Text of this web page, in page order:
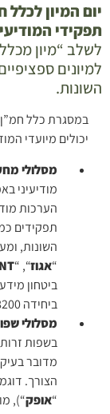
יום המיון לכלל
תפקידי
לשלב “מיון
למיונים
השונות.
במסגרת כלל
יכולים מיועדי
מסלולי
מודיעיני
הערכות
תפקידים
השונות,
“אגוז“, “
ביטחון
ביחידה 8200).
מסלולי
בשפות
מדובר
הצורך.
“אופק“),